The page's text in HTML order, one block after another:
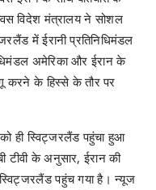
विदेश मंत्रालय ने सोशल
में ईरानी प्रतिनिधिमंडल
अमेरिका और ईरान के
करने के हिस्से के तौर पर
को ही स्विट्जरलैंड पहुंचा हुआ
के अनुसार, ईरान की
पहुंच गया है। न्यूज